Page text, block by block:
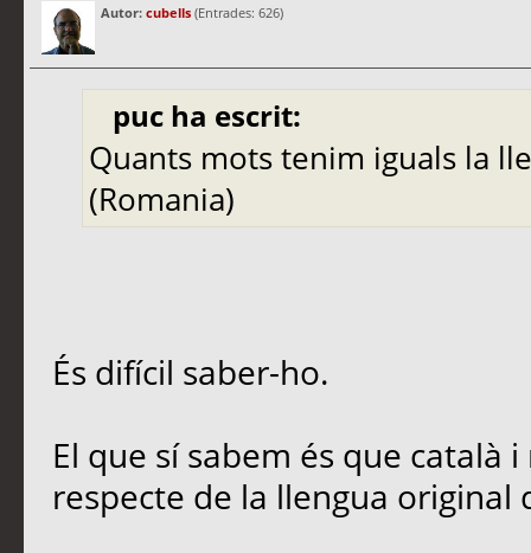
Autor: cubells (Entrades: 626)
puc ha escrit:
Quants mots tenim iguals la
(Romania)
És difícil saber-ho.
El que sí sabem és que català
respecte de la llengua